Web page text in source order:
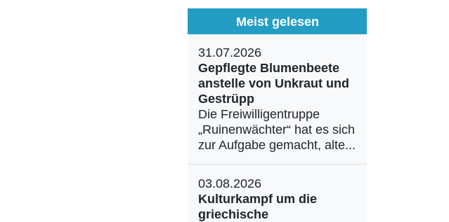
Meist gelesen
31.07.2026
Gepflegte Blumenbeete
anstelle von Unkraut und
Gestrüpp
Die Freiwilligentruppe
„Ruinenwächter“ hat es sich
zur Aufgabe gemacht, alte...
03.08.2026
Kulturkampf um die
griechische